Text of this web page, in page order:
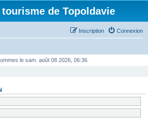
de Topoldavie
Connexion
Inscription
le sam. août 08 2026, 06:36